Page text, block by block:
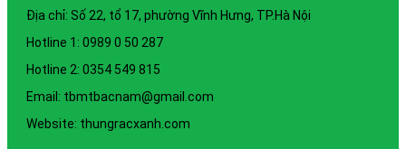
Địa chỉ: Số 22, tổ 17, phường Vĩnh Hưng, TP.Hà Nội
Hotline 1: 0989 0 50 287
Hotline 2: 0354 549 815
Email: tbmtbacnam@gmail.com
Website: thungracxanh.com